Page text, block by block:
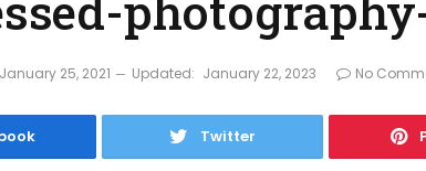
January 25, 2021 Updated: January 22, 2023 No
Twitter